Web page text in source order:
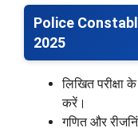
Police
2025
लिखित परीक्षा
करें।
गणित और